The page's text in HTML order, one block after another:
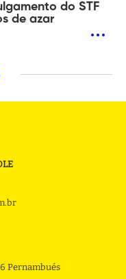
do STF
de azar
Pernambués